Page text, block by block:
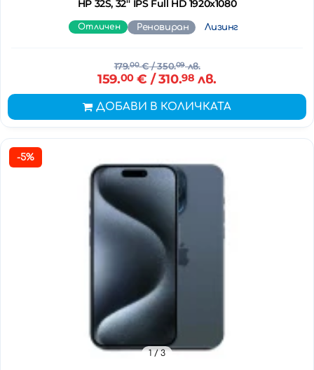
HP 32S, 32'' IPS Full HD 1920x1080
Отличен Реновиран Лизинг
179.00€/ 350.09лв.
159.00€ / 310.98 лв.
ДОБАВИ В КОЛИЧКАТА
-5%
1/ 3